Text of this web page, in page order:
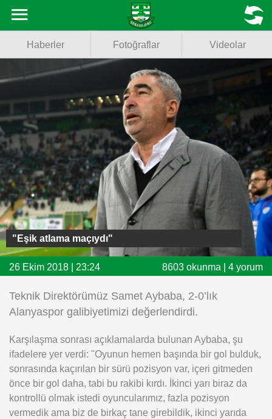
Fotoğraflar
Videolar
Basketbol
Voleybol
Puan Durumu
Fikstür
Facebook
Twitter
Instagram
iOS
MENU
Haberler Fotoğraflar Videolar
"Eşik atlama maçıydı"
26 Ekim 2018 | 23:24 8603 okunma | 4 yorum
Teknik Direktörümüz Samet Aybaba, 2-0’lık
Alanyaspor galibiyetimizi değerlendirdi.
Karşılaşma sonrası açıklamalarda bulunan Aybaba, şu
ifadelere yer verdi: "Oyunun hemen başında bir gol bulduk,
sonrasında kaçırılan bir sürü pozisyon var, içeri gitmeden
önce bir gol daha, tabi bu rakibi kırdı. İkinci yarı biraz da
kontrollü olmak istedi oyuncularımız, fazla pozisyon
vermedik ama biz de birkaç tane girebildik, ikinci yarıda